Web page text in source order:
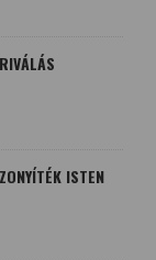
ISTEN